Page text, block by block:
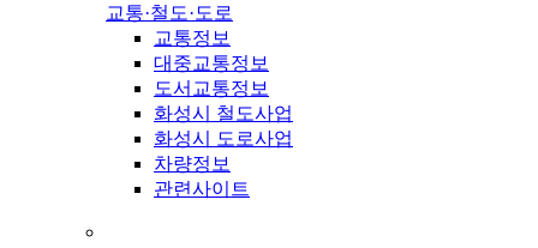
교통·철도·도로
교통정보
대중교통정보
도서교통정보
화성시 철도사업
화성시 도로사업
차량정보
관련사이트